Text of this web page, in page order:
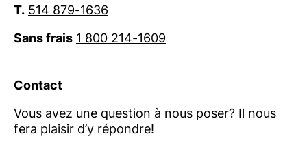
T. 514 879-1636
Sans frais 1 800 214-1609
Contact
Vous avez une question à nous poser? Il nous
fera plaisir d’y répondre!